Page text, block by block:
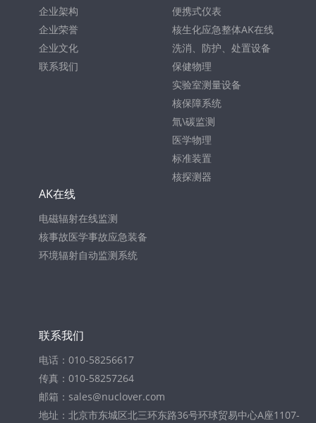
企业架构
企业荣誉
企业文化
联系我们
便携式仪表
核生化应急整体AK在线
洗消、防护、处置设备
保健物理
实验室测量设备
核保障系统
氚\碳监测
医学物理
标准装置
核探测器
AK在线
电磁辐射在线监测
核事故医学事故应急装备
环境辐射自动监测系统
联系我们
电话：010-58256617
传真：010-58257264
邮箱：sales@nuclover.com
地址：北京市东城区北三环东路36号环球贸易中心A座1107-